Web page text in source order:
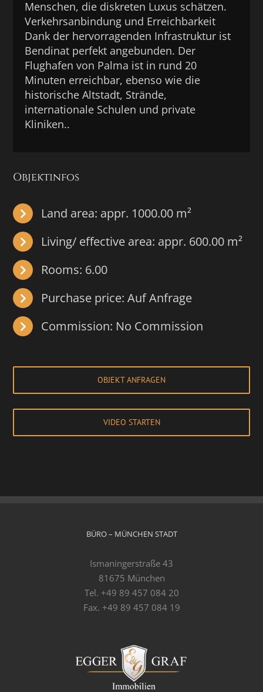
Menschen, die diskreten Luxus schätzen.
Verkehrsanbindung und Erreichbarkeit
Dank der hervorragenden Infrastruktur ist
Bendinat perfekt angebunden. Der
Flughafen von Palma ist in rund 20
Minuten erreichbar, ebenso wie die
historische Altstadt, Strände,
internationale Schulen und private
Kliniken..
Objektinfos
Land area: appr. 1000.00 m²
Living/ effective area: appr. 600.00 m²
Rooms: 6.00
Purchase price: Auf Anfrage
Commission: No Commission
OBJEKT ANFRAGEN
VIDEO STARTEN
BÜRO – MÜNCHEN STADT
Ismaningerstraße 43
81675 München
Tel. +49 89 457 084 20
Fax. +49 89 457 084 19